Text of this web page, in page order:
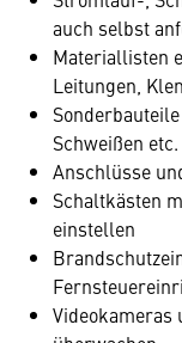
auch selbst
Materiallisten
Leitungen,
Schweißen
Anschlüsse
Schaltkästen
einstellen
Videokameras